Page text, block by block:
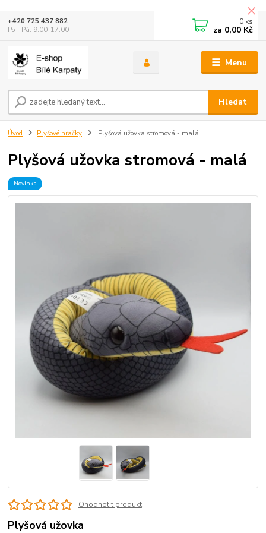
Menu
Hledat
+420 725 437 882
Po - Pá: 9:00-17:00
0 ks
za 0,00 Kč
Úvod Plyšové hračky Plyšová užovka stromová - malá
Plyšová užovka stromová - malá
Novinka
Ohodnotit produkt
Plyšová užovka